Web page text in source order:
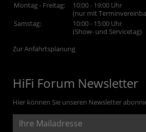
Montag - Freitag:
10:00 - 19:00 Uhr
(nur mit
Samstag:
10:00 - 15:00 Uhr
(Show- und Servicetag)
Zur Anfahrtsplanung
HiFi Forum Newsletter
Hier können Sie unseren Newsletter